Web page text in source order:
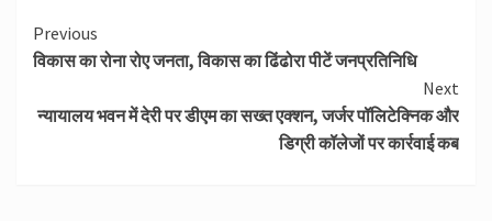
Continue
Reading
Previous
विकास का रोना रोए जनता, विकास का ढिंढोरा पीटें जनप्रतिनिधि
Next
न्यायालय भवन में देरी पर डीएम का सख्त एक्शन, जर्जर पॉलिटेक्निक और
डिग्री कॉलेजों पर कार्रवाई कब